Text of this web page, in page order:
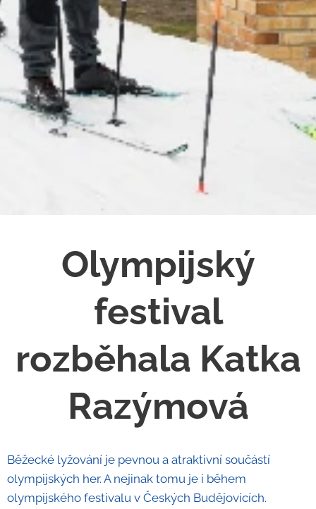
Olympijský
festival
rozběhala Katka
Razýmová
Běžecké lyžování je pevnou a atraktivní součástí
olympijských her. A nejinak tomu je i během
olympijského festivalu v Českých Budějovicích.